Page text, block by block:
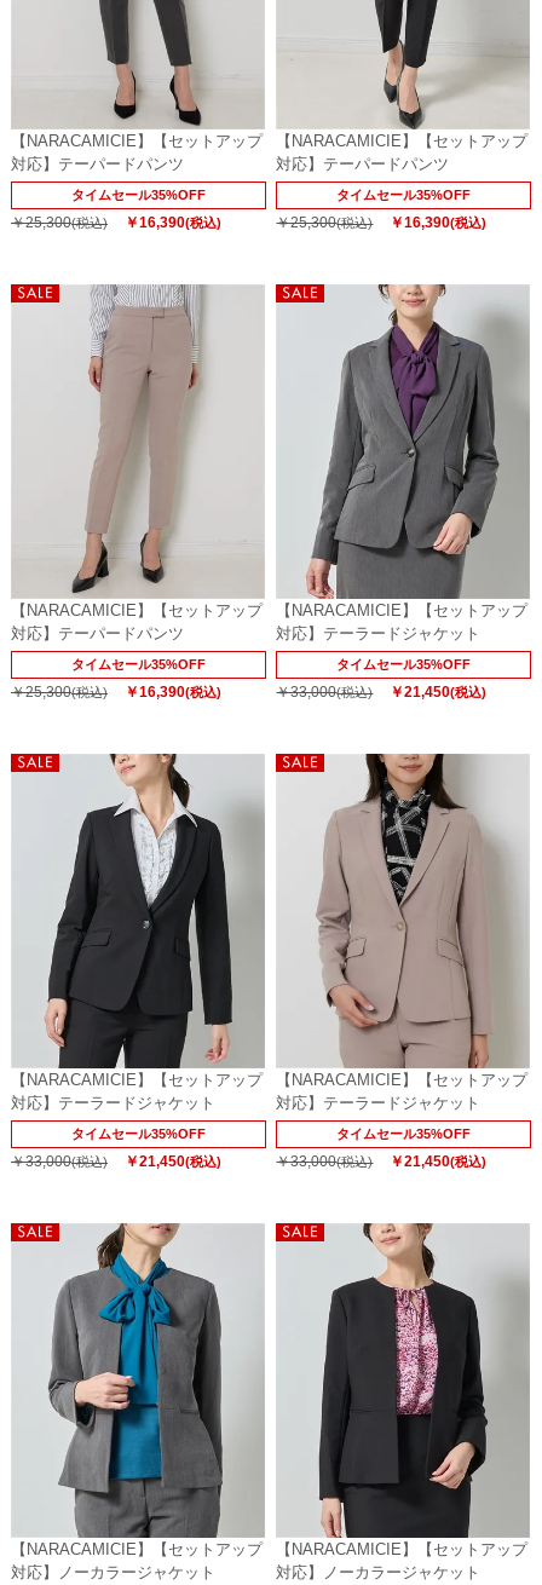
【NARACAMICIE】【セットアップ
対応】テーパードパンツ
タイムセール35%OFF
￥25,300(税込) ￥16,390(税込)
【NARACAMICIE】【セットアップ
対応】テーパードパンツ
タイムセール35%OFF
￥25,300(税込) ￥16,390(税込)
【NARACAMICIE】【セットアップ
対応】テーパードパンツ
タイムセール35%OFF
￥25,300(税込) ￥16,390(税込)
【NARACAMICIE】【セットアップ
対応】テーラードジャケット
タイムセール35%OFF
￥33,000(税込) ￥21,450(税込)
【NARACAMICIE】【セットアップ
対応】テーラードジャケット
タイムセール35%OFF
￥33,000(税込) ￥21,450(税込)
【NARACAMICIE】【セットアップ
対応】テーラードジャケット
タイムセール35%OFF
￥33,000(税込) ￥21,450(税込)
【NARACAMICIE】【セットアップ
対応】ノーカラージャケット
【NARACAMICIE】【セットアップ
対応】ノーカラージャケット